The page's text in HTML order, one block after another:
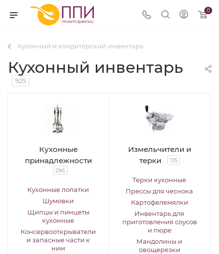
0
Кухонный и кондитерский инвентарь
Кухонный инвентарь
925
Кухонные
принадлежности
296
Кухонные лопатки
Шумовки
Щипцы и пинцеты
кухонные
Консервооткрыватели
и запасные части к
ним
Измельчители и
терки
135
Терки кухонные
Прессы для чеснока
Картофелемялки
Инвентарь для
приготовления соусов
и пюре
Мандолины и
овощерезки